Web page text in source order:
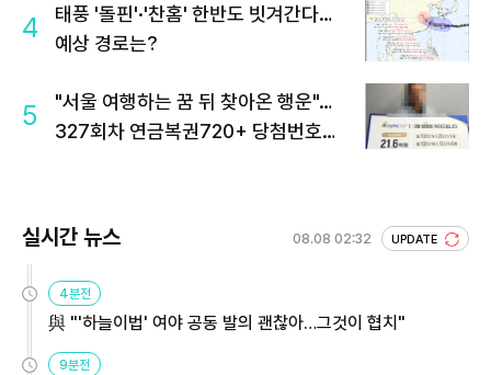
4
태풍 '돌핀'·'찬홈' 한반도 빗겨간다…
예상 경로는?
5
"서울 여행하는 꿈 뒤 찾아온 행운"…
327회차 연금복권720+ 당첨번호조
실시간 뉴스 08.08 02:32 UPDATE
4분전
與 "'하늘이법' 여야 공동 발의 괜찮아…그것이 협치"
9분전